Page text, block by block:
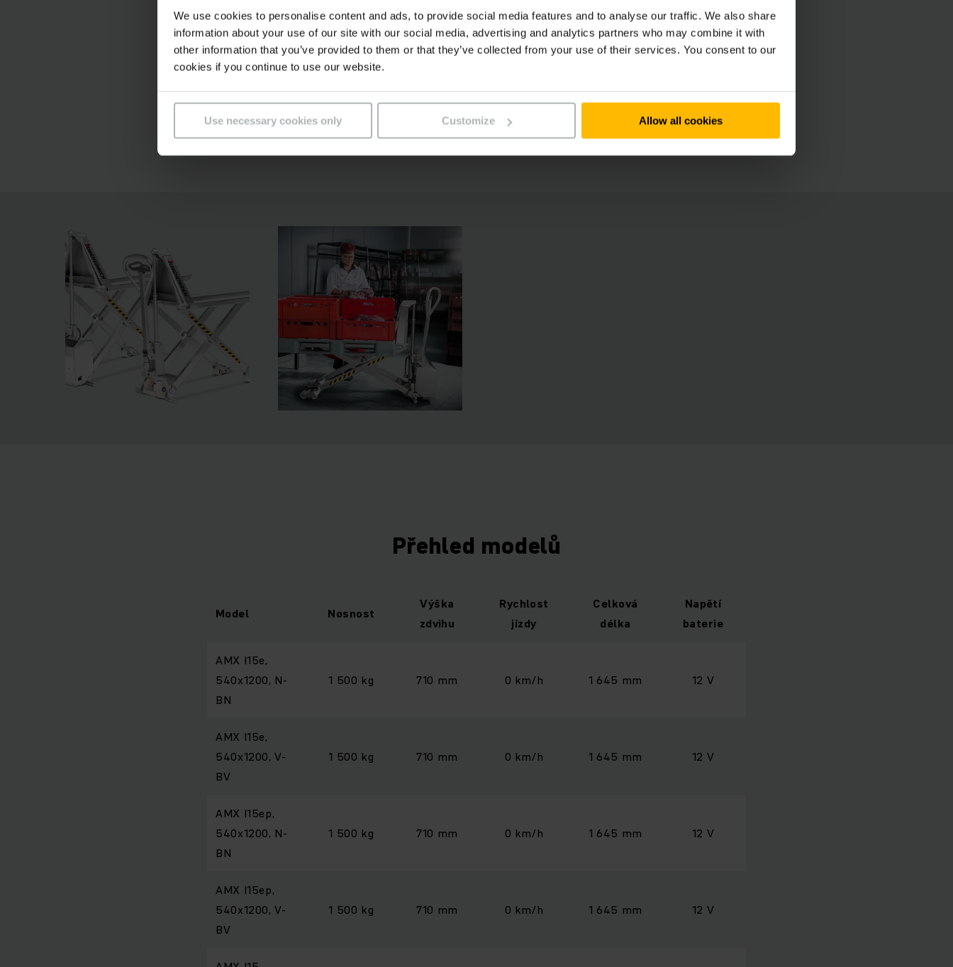
We use cookies to personalise content and ads, to provide social media features and to analyse our traffic. We also share
information about your use of our site with our social media, advertising and analytics partners who may combine it with
other information that you’ve provided to them or that they’ve collected from your use of their services. You consent to our
cookies if you continue to use our website.
Use necessary cookies only Customize Allow all cookies
Maximální stabilita a dlouhá životnost
Hygiena až do detailu
Individuální vybavení
Přehled modelů
Model Nosnost
Výška
zdvihu
Rychlost
jízdy
Celková
délka
Napětí
baterie
AMX I15e,
540x1200, N-
BN
1 500 kg 710 mm 0 km/h 1 645 mm 12 V
AMX I15e,
540x1200, V-
BV
1 500 kg 710 mm 0 km/h 1 645 mm 12 V
AMX I15ep,
540x1200, N-
BN
1 500 kg 710 mm 0 km/h 1 645 mm 12 V
AMX I15ep,
540x1200, V-
BV
1 500 kg 710 mm 0 km/h 1 645 mm 12 V